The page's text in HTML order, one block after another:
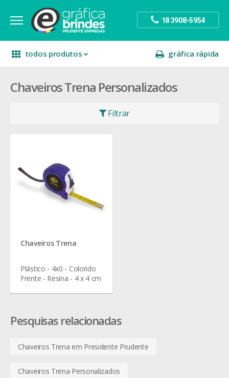
18 3908-5954
todos produtos gráfica rápida
escritório divulgação sinalização
festa
Chaveiros Trena Personalizados
Filtrar
Chaveiros Trena
Plástico - 4x0 - Colorido
Frente - Resina - 4 x 4 cm
Pesquisas relacionadas
Chaveiros Trena em Presidente Prudente
Chaveiros Trena Personalizados